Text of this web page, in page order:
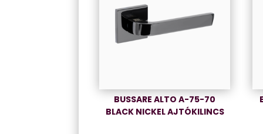
BUSSARE ALTO A-75-70
BLACK NICKEL AJTÓKILINCS